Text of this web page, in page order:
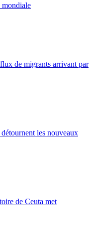
mondiale
de migrants arrivant par
les nouveaux
de Ceuta met